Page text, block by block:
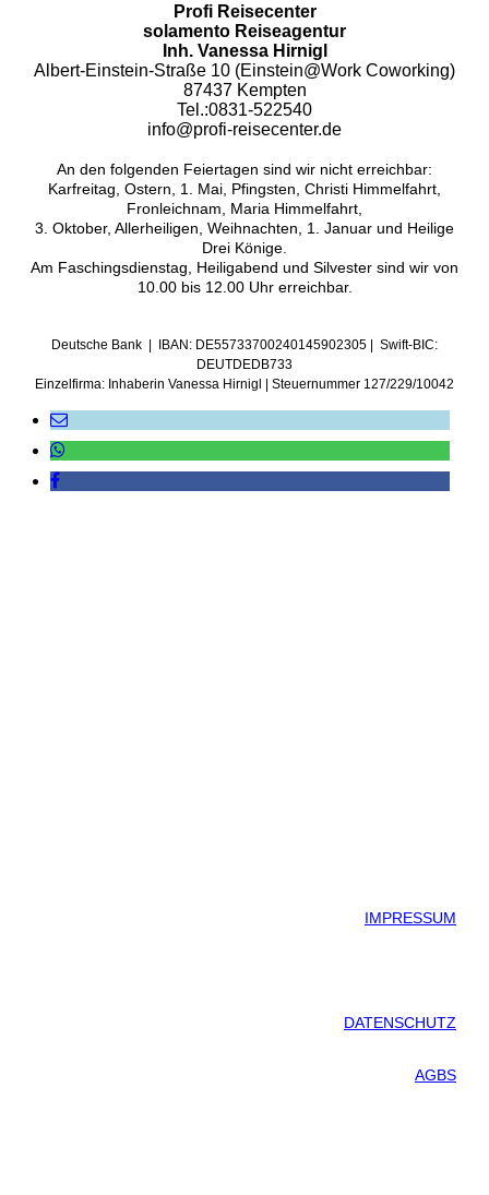
Profi Reisecenter
solamento Reiseagentur
Inh. Vanessa Hirnigl
Albert-Einstein-Straße 10 (Einstein@Work Coworking)
87437 Kempten
Tel.:0831-522540
info@profi-reisecenter.de
An den folgenden Feiertagen sind wir nicht erreichbar:
Karfreitag, Ostern, 1. Mai, Pfingsten, Christi Himmelfahrt,
Fronleichnam, Maria Himmelfahrt,
3. Oktober, Allerheiligen, Weihnachten, 1. Januar und Heilige
Drei Könige.
Am Faschingsdienstag, Heiligabend und Silvester sind wir von
10.00 bis 12.00 Uhr erreichbar.
Deutsche Bank | IBAN: DE55733700240145902305 | Swift-BIC:
DEUTDEDB733
Einzelfirma: Inhaberin Vanessa Hirnigl | Steuernummer 127/229/10042
IMPRESSUM
DATENSCHUTZ
AGBS